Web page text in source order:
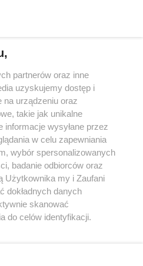
polegającej na udzielaniu
art. 3 ust 1 ustawy o
nie może być powielany i
w jakikolwiek sposób
na jakimkolwiek polu
włącznie z umieszczaniem w
praw. Jakiekolwiek użycie
lub w części z naruszeniem
jest zabronione pod groźbą kary i
nas
partnerów oraz inne
uzyskujemy dostęp i
na urządzeniu oraz
takie jak unikalne
informacje wysyłane przez
w celu zapewniania
wybór spersonalizowanych
badanie odbiorców oraz
Użytkownika my i Zaufani
dokładnych danych
skanować
do celów identyfikacji.